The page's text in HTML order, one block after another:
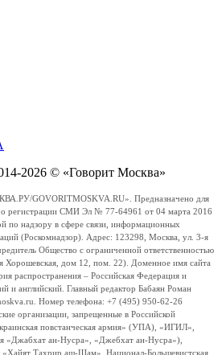
2026 © «Говорит Москва»
GOVORITMOSKVA.RU». Предназначено для
о регистрации СМИ Эл № 77-64961 от 04 марта 2016
по надзору в сфере связи, информационных
(Роскомнадзор). Адрес: 123298, Москва, ул. 3-я
Общество с ограниченной ответственностью
дом 12, пом. 22). Доменное имя сайта
распространения – Российская Федерация и
и английский. Главный редактор Бабаян Роман
Номер телефона: +7 (495) 950-62-26
организации, запрещенные в Российской
повстанческая армия» (УПА), «ИГИЛ»,
ан-Нусра», «Джебхат ан-Нусра»),
«Хайят Тахрир аш-Шам», Национал-Большевистская